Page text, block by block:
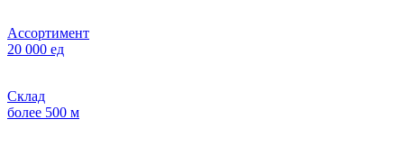
Ассортимент
20 000 ед
Склад
более 500 м